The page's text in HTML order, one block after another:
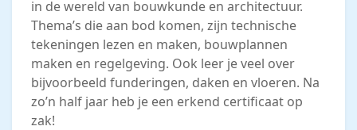
in de wereld van bouwkunde en architectuur.
Thema’s die aan bod komen, zijn technische
tekeningen lezen en maken, bouwplannen
maken en regelgeving. Ook leer je veel over
bijvoorbeeld funderingen, daken en vloeren. Na
zo’n half jaar heb je een erkend certificaat op
zak!